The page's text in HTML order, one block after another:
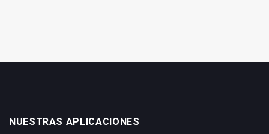
NUESTRAS APLICACIONES